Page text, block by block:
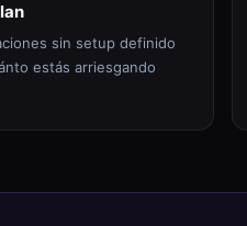
sin setup definido
estás arriesgando